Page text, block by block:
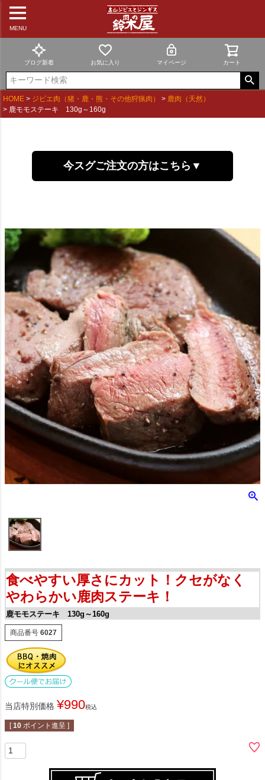
MENU
ブログ新着 お気に入り マイページ カート
HOME ジビエ肉（猪・鹿・熊・その他狩猟肉）
鹿肉（天然）
鹿モモステーキ 130g～160g
今スグご注文の方はこちら▼
食べやすい厚さにカット！クセがなく
やわらかい鹿肉ステーキ！
鹿モモステーキ 130g～160g
商品番号 6027
当店特別価格 ¥990税込
[ 10 ポイント進呈 ]